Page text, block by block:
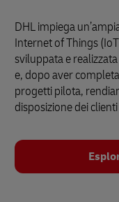
DHL impiega
Internet of Things
sviluppata e
e, dopo aver
progetti pilota,
disposizione dei